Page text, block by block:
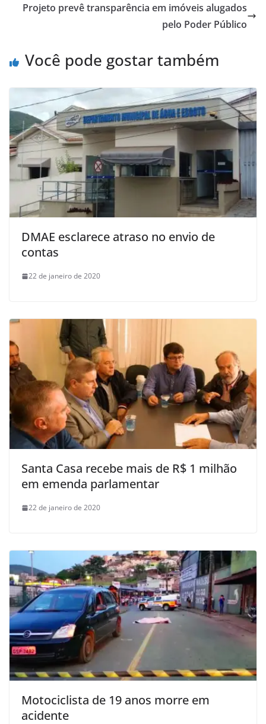
Projeto prevê transparência em imóveis alugados
pelo Poder Público
Você pode gostar também
DMAE esclarece atraso no envio de
contas
22 de janeiro de 2020
Santa Casa recebe mais de R$ 1 milhão
em emenda parlamentar
22 de janeiro de 2020
Motociclista de 19 anos morre em
acidente